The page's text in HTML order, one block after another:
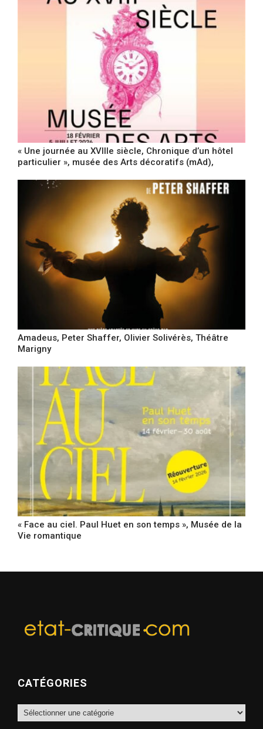
« Une journée au XVIIIe siècle, Chronique d’un hôtel
particulier », musée des Arts décoratifs (mAd),
Amadeus, Peter Shaffer, Olivier Solivérès, Théâtre
Marigny
« Face au ciel. Paul Huet en son temps », Musée de la
Vie romantique
CATÉGORIES
Catégories